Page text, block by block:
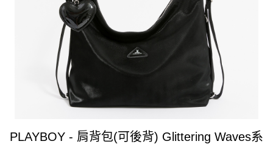
PLAYBOY - 肩背包(可後背) Glittering Waves系